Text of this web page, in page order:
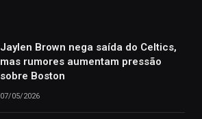
Jaylen Brown nega saída do Celtics,
mas rumores aumentam pressão
sobre Boston
07/05/2026